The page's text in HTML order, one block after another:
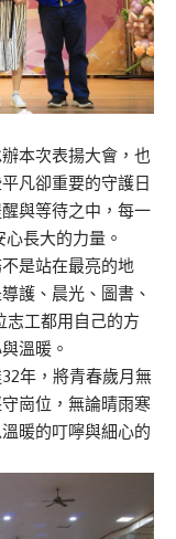
本次表揚大會，也
凡卻重要的守護日
與等待之中，每一
長大的力量。
是站在最亮的地
護、晨光、圖書、
志工都用自己的方
溫暖。
年，將青春歲月無
崗位，無論晴雨寒
暖的叮嚀與細心的